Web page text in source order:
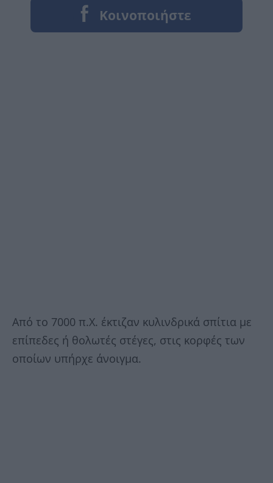
Από το 7000 π.Χ. έκτιζαν κυλινδρικά σπίτια με
επίπεδες ή θολωτές στέγες, στις κορφές των
οποίων υπήρχε άνοιγμα.